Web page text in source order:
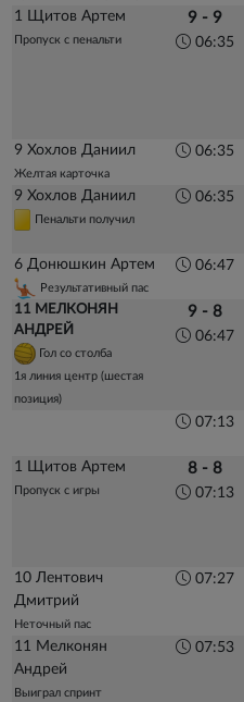
1 Щитов Артем
Пропуск с пенальти
9 - 9
06:35
9 Хохлов Даниил
Желтая карточка
06:35
9 Хохлов Даниил
Пенальти получил
06:35
6 Донюшкин Артем
Результативный пас
06:47
11 МЕЛКОНЯН
АНДРЕЙ
Гол со столба
1я линия центр (шестая
позиция)
9 - 8
06:47
07:13
1 Щитов Артем
Пропуск с игры
8 - 8
07:13
10 Лентович
Дмитрий
Неточный пас
07:27
11 Мелконян
Андрей
Выиграл спринт
07:53